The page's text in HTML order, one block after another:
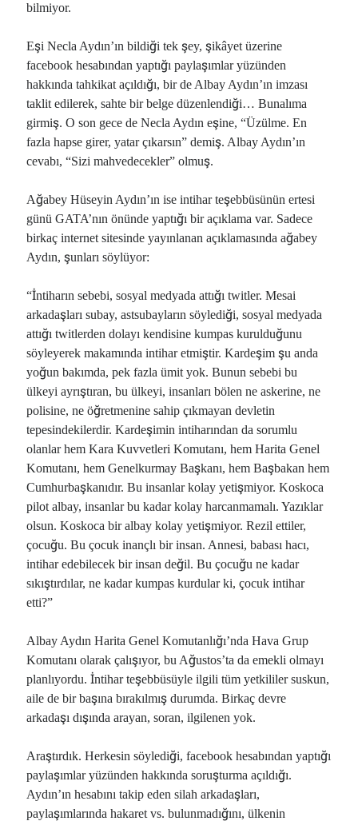
bilmiyor.
Eşi Necla Aydın’ın bildiği tek şey, şikâyet üzerine
facebook hesabından yaptığı paylaşımlar yüzünden
hakkında tahkikat açıldığı, bir de Albay Aydın’ın imzası
taklit edilerek, sahte bir belge düzenlendiği… Bunalıma
girmiş. O son gece de Necla Aydın eşine, “Üzülme. En
fazla hapse girer, yatar çıkarsın” demiş. Albay Aydın’ın
cevabı, “Sizi mahvedecekler” olmuş.
Ağabey Hüseyin Aydın’ın ise intihar teşebbüsünün ertesi
günü GATA’nın önünde yaptığı bir açıklama var. Sadece
birkaç internet sitesinde yayınlanan açıklamasında ağabey
Aydın, şunları söylüyor:
“İntiharın sebebi, sosyal medyada attığı twitler. Mesai
arkadaşları subay, astsubayların söylediği, sosyal medyada
attığı twitlerden dolayı kendisine kumpas kurulduğunu
söyleyerek makamında intihar etmiştir. Kardeşim şu anda
yoğun bakımda, pek fazla ümit yok. Bunun sebebi bu
ülkeyi ayrıştıran, bu ülkeyi, insanları bölen ne askerine, ne
polisine, ne öğretmenine sahip çıkmayan devletin
tepesindekilerdir. Kardeşimin intiharından da sorumlu
olanlar hem Kara Kuvvetleri Komutanı, hem Harita Genel
Komutanı, hem Genelkurmay Başkanı, hem Başbakan hem
Cumhurbaşkanıdır. Bu insanlar kolay yetişmiyor. Koskoca
pilot albay, insanlar bu kadar kolay harcanmamalı. Yazıklar
olsun. Koskoca bir albay kolay yetişmiyor. Rezil ettiler,
çocuğu. Bu çocuk inançlı bir insan. Annesi, babası hacı,
intihar edebilecek bir insan değil. Bu çocuğu ne kadar
sıkıştırdılar, ne kadar kumpas kurdular ki, çocuk intihar
etti?”
Albay Aydın Harita Genel Komutanlığı’nda Hava Grup
Komutanı olarak çalışıyor, bu Ağustos’ta da emekli olmayı
planlıyordu. İntihar teşebbüsüyle ilgili tüm yetkililer suskun,
aile de bir başına bırakılmış durumda. Birkaç devre
arkadaşı dışında arayan, soran, ilgilenen yok.
Araştırdık. Herkesin söylediği, facebook hesabından yaptığı
paylaşımlar yüzünden hakkında soruşturma açıldığı.
Aydın’ın hesabını takip eden silah arkadaşları,
paylaşımlarında hakaret vs. bulunmadığını, ülkenin